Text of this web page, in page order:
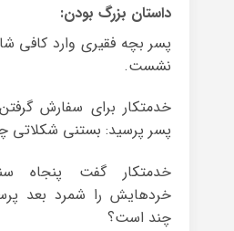
داستان بزرگ بودن:
پسر بچه فقیری وارد
نشست.
خدمتکار برای سفارش
پسر پرسید: بستنی شکلاتی
خدمتکار گفت پنجاه
خردهایش را شمرد بعد
چند است؟